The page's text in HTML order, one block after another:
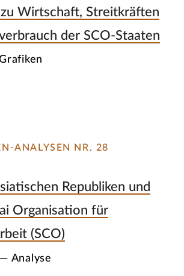
Wirtschaft, Streitkräften
der SCO-Staaten
ANALYSEN NR. 28
Republiken und
Organisation für
(SCO)
Analyse